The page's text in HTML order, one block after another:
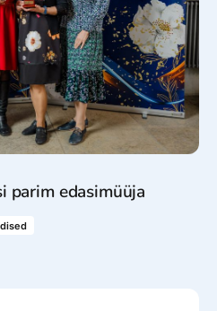
parim edasimüüja